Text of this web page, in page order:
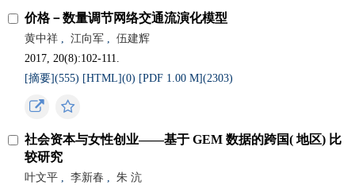
价格－数量调节网络交通流演化模型
黄中祥 , 江向军 ,
伍建辉
2017, 20(8):102-111.
[摘要](555) [HTML](0) [PDF 1.00 M](2303)
社会资本与女性创业——基于 GEM 数据的跨国( 地区) 比
较研究
叶文平 , 李新春 , 朱 沆